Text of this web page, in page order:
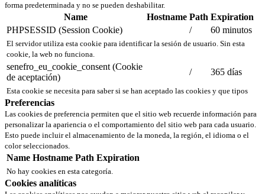
forma predeterminada y no se pueden deshabilitar.
Name Hostname Path Expiration
PHPSESSID (Session Cookie)
/ 60 minutos
El servidor utiliza esta cookie para identificar la sesión de usuario. Sin esta
cookie, la web no funciona.
senefro_eu_cookie_consent (Cookie
de aceptación)
/ 365 días
Esta cookie se necesita para saber si se han aceptado las cookies y que tipos
Preferencias
Las cookies de preferencia permiten que el sitio web recuerde información para
personalizar la apariencia o el comportamiento del sitio web para cada usuario.
Esto puede incluir el almacenamiento de la moneda, la región, el idioma o el
color seleccionados.
Name Hostname Path Expiration
No hay cookies en esta categoría.
Cookies analíticas